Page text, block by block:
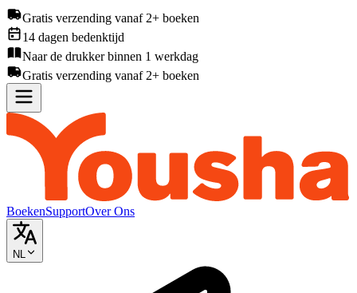
Gratis verzending vanaf 2+ boeken
14 dagen bedenktijd
Naar de drukker binnen 1 werkdag
Gratis verzending vanaf 2+ boeken
BoekenSupportOver Ons
NL